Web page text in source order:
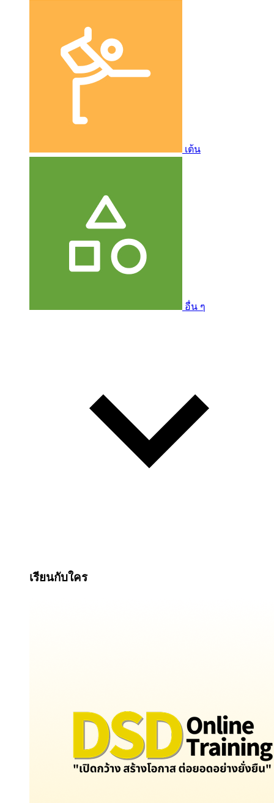
เต้น
อื่น ๆ
เรียนกับใคร